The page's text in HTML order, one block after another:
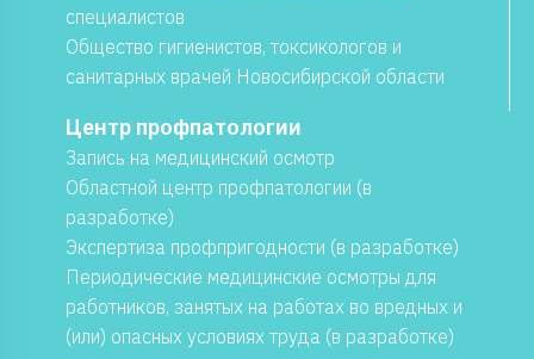
специалистов
Общество гигиенистов, токсикологов и
санитарных врачей Новосибирской области
Центр профпатологии
Запись на медицинский осмотр
Областной центр профпатологии (в
разработке)
Экспертиза профпригодности (в разработке)
Периодические медицинские осмотры для
работников, занятых на работах во вредных и
(или) опасных условиях труда (в разработке)